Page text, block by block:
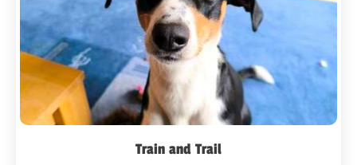
Train and Trail